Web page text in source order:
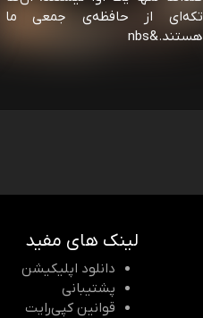
تکه‌ای از حافظه‌ی جمعی ما
هستند.&nbs
لینک های مفید
دانلود اپلیکیشن
پشتیبانی
قوانین کپی‌رایت